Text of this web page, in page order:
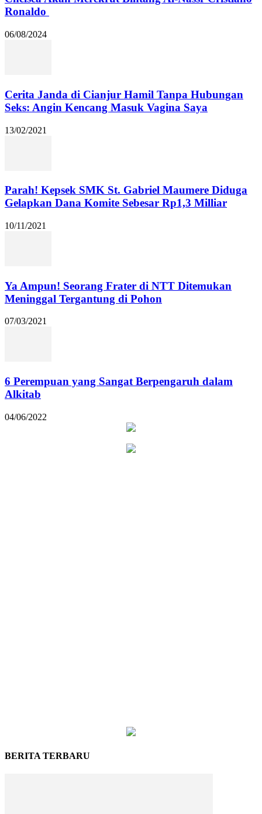
Ronaldo
06/08/2024
Cerita Janda di Cianjur Hamil Tanpa Hubungan
Seks: Angin Kencang Masuk Vagina Saya
13/02/2021
Parah! Kepsek SMK St. Gabriel Maumere Diduga
Gelapkan Dana Komite Sebesar Rp1,3 Milliar
10/11/2021
Ya Ampun! Seorang Frater di NTT Ditemukan
Meninggal Tergantung di Pohon
07/03/2021
6 Perempuan yang Sangat Berpengaruh dalam
Alkitab
04/06/2022
BERITA TERBARU